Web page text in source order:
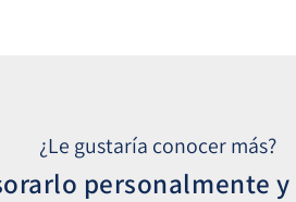
¿Le gustaría conocer más?
personalmente